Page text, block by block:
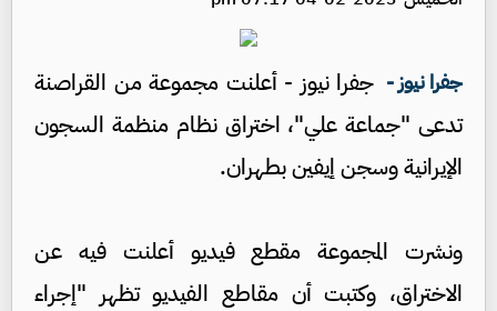
جفرا نيوز - جفرا نيوز - أعلنت مجموعة من القراصنة
تدعى "جماعة علي"، اختراق نظام منظمة السجون
الإيرانية وسجن إيفين بطهران.
ونشرت المجموعة مقطع فيديو أعلنت فيه عن
الاختراق، وكتبت أن مقاطع الفيديو تظهر "إجراء